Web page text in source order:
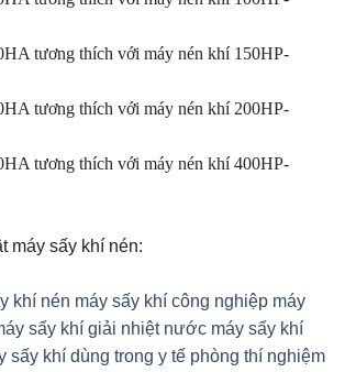
tương thích với máy nén khí 150HP-
tương thích với máy nén khí 200HP-
tương thích với máy nén khí 400HP-
máy sấy khí nén:
khí nén máy sấy khí công nghiệp máy
sấy khí giải nhiệt nước máy sấy khí
sấy khí dùng trong y tế phòng thí nghiệm